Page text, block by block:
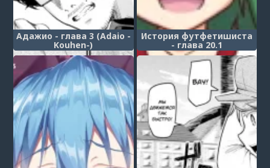
Адажио - глава 3 (Adaio -
Kouhen-)
История футфетишиста
- глава 20.1